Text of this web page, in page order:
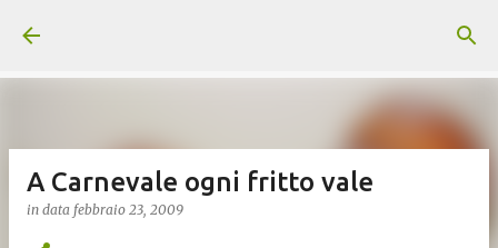
A Carnevale ogni fritto vale
in data febbraio 23, 2009